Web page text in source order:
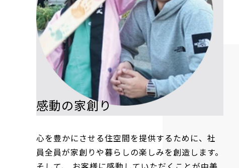
感動の家創り
心を豊かにさせる住空間を提供するために、社
員全員が家創りや暮らしの楽しみを創造します。